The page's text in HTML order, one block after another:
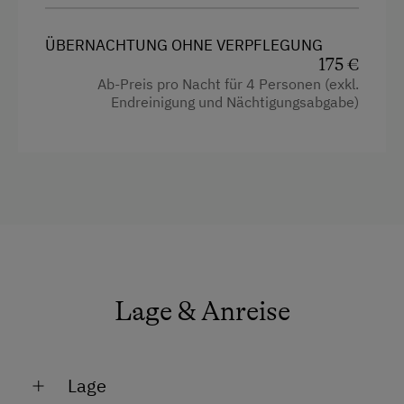
Bergtouren
Skifahren
Backofen
Balkon/Terrasse
Radio
Garten
ÜBERNACHTUNG OHNE VERPFLEGUNG
175 €
Ab-Preis pro Nacht für 4 Personen (exkl.
Endreinigung und Nächtigungsabgabe)
Lage & Anreise
Lage